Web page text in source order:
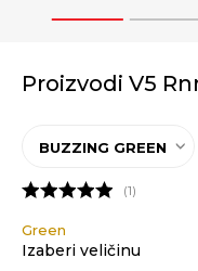
1 2
Proizvodi V5
BUZZING GREEN
1
Green
Izaberi veličinu